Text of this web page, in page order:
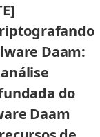
Daam:
do
Daam